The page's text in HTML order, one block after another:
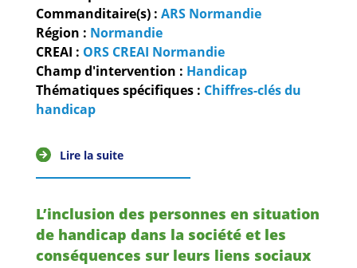
Commanditaire(s) : ARS Normandie
Région : Normandie
CREAI : ORS CREAI Normandie
Champ d'intervention : Handicap
Thématiques spécifiques : Chiffres-clés du
handicap
Lire la suite
L’inclusion des personnes en situation
de handicap dans la société et les
conséquences sur leurs liens sociaux